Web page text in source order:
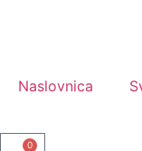
Naslovnica
0